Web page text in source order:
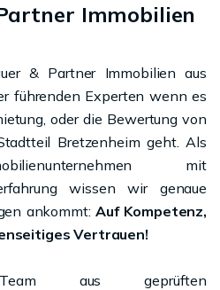
Immobilien
& Partner Immobilien aus
führenden Experten wenn es
oder die Bewertung von
Bretzenheim geht. Als
mit
wissen wir genaue
ankommt:Auf Kompetenz,
Vertrauen!
aus geprüften